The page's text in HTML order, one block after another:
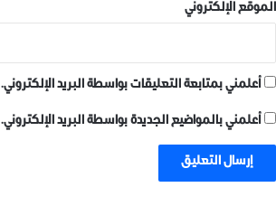
الموقع الإلكتروني
أعلمني بمتابعة التعليقات بواسطة البريد الإلكتروني.
أعلمني بالمواضيع الجديدة بواسطة البريد الإلكتروني.